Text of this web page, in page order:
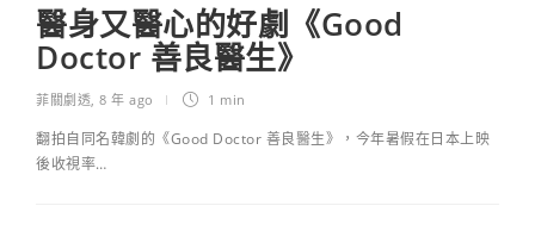
醫身又醫心的好劇《Good
Doctor 善良醫生》
菲關劇透 8 年 ago 1 min
翻拍自同名韓劇的《Good Doctor 善良醫生》，今年暑假在日本上映
後收視率…